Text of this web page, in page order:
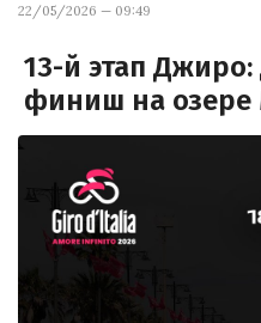
22/05/2026 — 09:49
13-й этап
финиш на